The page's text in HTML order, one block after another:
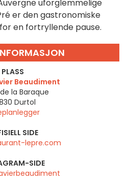
uforglemmelige
er den gastronomiske
en fortryllende pause.
PLASS
Beaudiment
la Baraque
Durtol
SIDE
lepre.com
SIDE